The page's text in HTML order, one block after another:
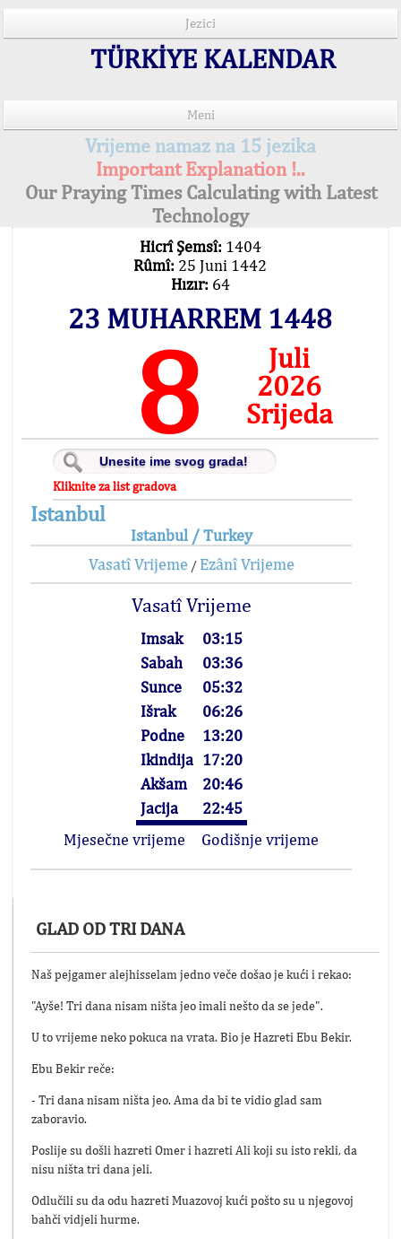
Jezici
TÜRKİYE KALENDAR
Meni
Vrijeme namaz na 15 jezika
Important Explanation !..
Our Praying Times Calculating with Latest
Technology
Hicrî Şemsî: 1404
Rûmî: 25 Juni 1442
Hızır: 64
23 MUHARREM 1448
8
Juli
2026
Srijeda
Kliknite za list gradova
Istanbul
Istanbul / Turkey
Vasatî Vrijeme/ Ezânî Vrijeme
Vasatî Vrijeme
Imsak
03:15
Sabah
03:36
Sunce
05:32
Išrak
06:26
Podne
13:20
Ikindija 17:20
Akšam
20:46
Jacija
22:45
Mjesečne vrijeme
Godišnje vrijeme
GLAD OD TRI DANA
Naš pejgamer alejhisselam jedno veče došao je kući i rekao:
"Ayše! Tri dana nisam ništa jeo imali nešto da se jede".
U to vrijeme neko pokuca na vrata. Bio je Hazreti Ebu Bekir.
Ebu Bekir reče:
- Tri dana nisam ništa jeo. Ama da bi te vidio glad sam
zaboravio.
Poslije su došli hazreti Omer i hazreti Ali koji su isto rekli, da
nisu ništa tri dana jeli.
Odlučili su da odu hazreti Muazovoj kući pošto su u njegovoj
bahči vidjeli hurme.